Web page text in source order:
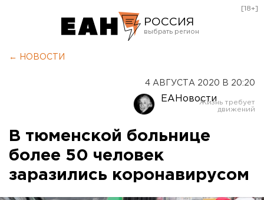
РОССИЯ
Оренбург
[18+]
← НОВОСТИ
4 АВГУСТА 2020 В 20:20
ЕАНовости
В тюменской больнице
более 50 человек
заразились коронавирусом